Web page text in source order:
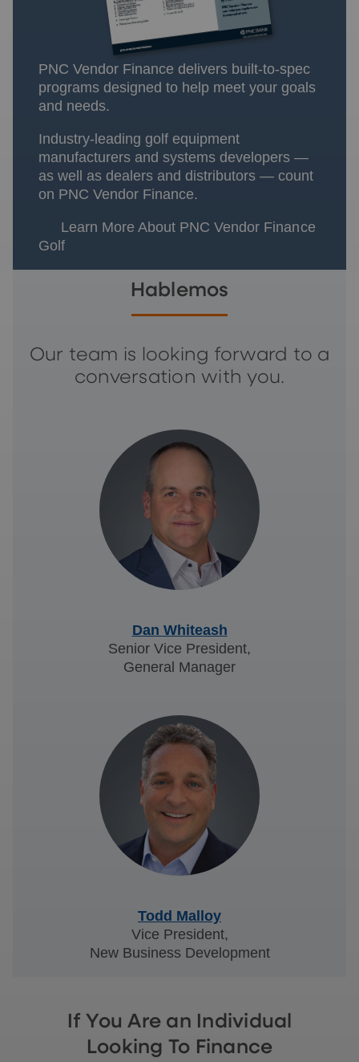
PNC Vendor Finance delivers built-to-spec
programs designed to help meet your goals
and needs.
Industry-leading golf equipment
manufacturers and systems developers —
as well as dealers and distributors — count
on PNC Vendor Finance.
Learn More About PNC Vendor Finance
Golf
Hablemos
Our team is looking forward to a
conversation with you.
Dan Whiteash
Senior Vice President,
General Manager
Todd Malloy
Vice President,
New Business Development
If You Are an Individual
Looking To Finance